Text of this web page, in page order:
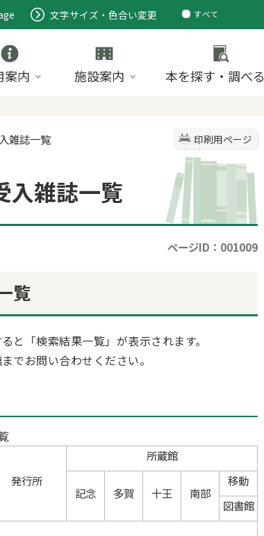
文字サイズ・色合い変更
すべて
ページ
案内 施設案内 本を探す・調べる
印刷用ページ
雑誌一覧
入雑誌一覧
ページID：001009
覧
と「検索結果一覧」が表示されます。
でお問い合わせください。
発行所
所蔵館
記念 多賀 十王 南部
移動
図書館